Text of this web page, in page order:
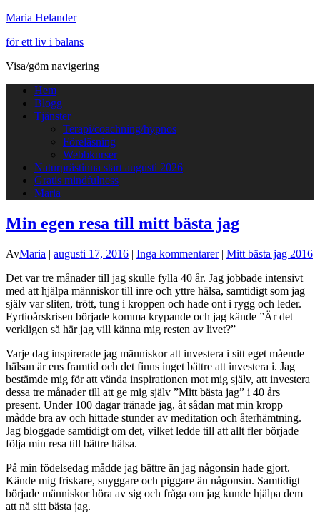
Maria Helander
för ett liv i balans
Visa/göm navigering
Hem
Blogg
Tjänster
Terapi/coachning/hypnos
Föreläsning
Webbkurser
Naturprästinna start augusti 2026
Gratis mindfulness
Maria
Min egen resa till mitt bästa jag
AvMaria | augusti 17, 2016 | Inga kommentarer| Mitt bästa jag 2016
Det var tre månader till jag skulle fylla 40 år. Jag jobbade intensivt
med att hjälpa människor till inre och yttre hälsa, samtidigt som jag
själv var sliten, trött, tung i kroppen och hade ont i rygg och leder.
Fyrtioårskrisen började komma krypande och jag kände ”Är det
verkligen så här jag vill känna mig resten av livet?”
Varje dag inspirerade jag människor att investera i sitt eget mående –
hälsan är ens framtid och det finns inget bättre att investera i. Jag
bestämde mig för att vända inspirationen mot mig själv, att investera
dessa tre månader till att ge mig själv ”Mitt bästa jag” i 40 års
present. Under 100 dagar tränade jag, åt sådan mat min kropp
mådde bra av och hittade stunder av meditation och återhämtning.
Jag bloggade samtidigt om det, vilket ledde till att allt fler började
följa min resa till bättre hälsa.
På min födelsedag mådde jag bättre än jag någonsin hade gjort.
Kände mig friskare, snyggare och piggare än någonsin. Samtidigt
började människor höra av sig och fråga om jag kunde hjälpa dem
att nå sitt bästa jag.